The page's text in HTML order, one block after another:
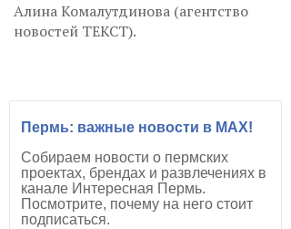
Алина Комалутдинова (агентство
новостей ТЕКСТ).
Пермь: важные новости в MAX!
Собираем новости о пермских
проектах, брендах и развлечениях в
канале Интересная Пермь.
Посмотрите, почему на него стоит
подписаться.